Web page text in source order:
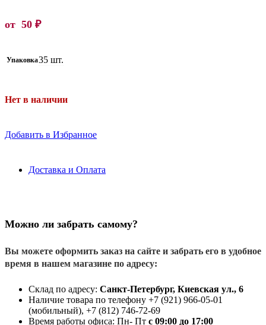
от 50 ₽
Упаковка35 шт.
Нет в наличии
Добавить в Избранное
Доставка и Оплата
Можно ли забрать самому?
Вы можете оформить заказ на сайте и забрать его в удобное
время в нашем магазине по адресу:
Склад по адресу: Санкт-Петербург, Киевская ул., 6
Наличие товара по телефону +7 (921) 966-05-01
(мобильный), +7 (812) 746-72-69
Время работы офиса: Пн- Пт с 09:00 до 17:00